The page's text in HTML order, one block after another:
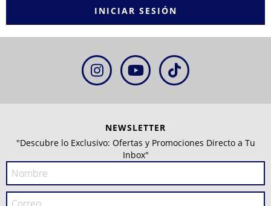
NEWSLETTER
"Descubre lo Exclusivo: Ofertas y Promociones Directo a Tu
Inbox"